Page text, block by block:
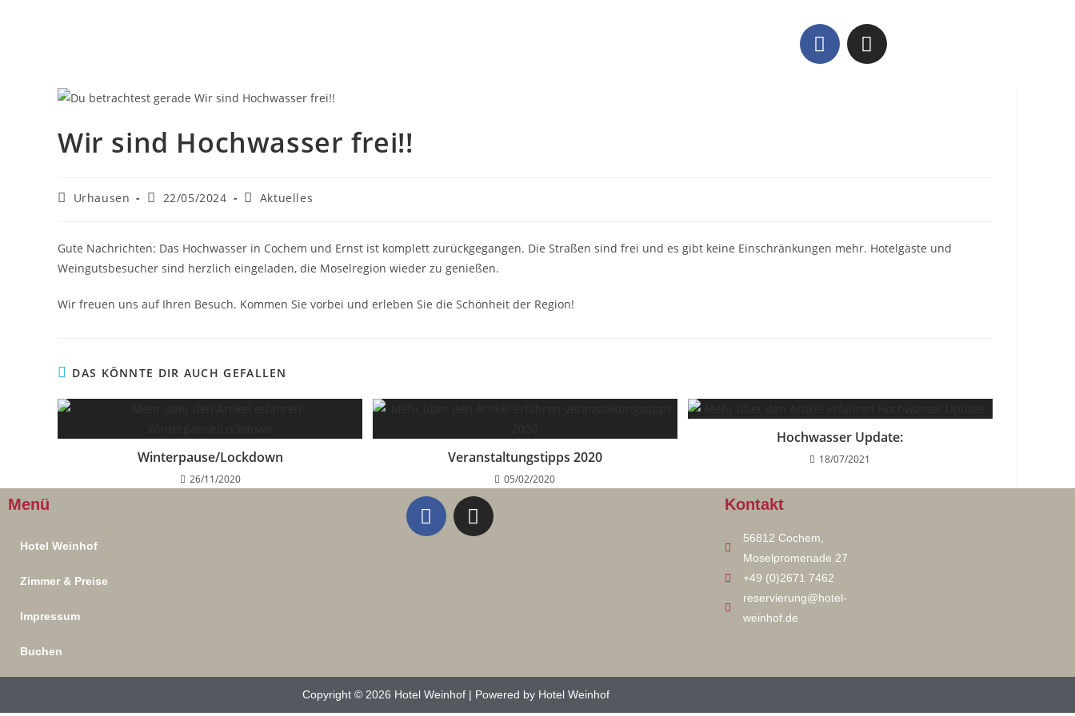
Wir sind Hochwasser frei!!
Urhausen 22/05/2024 Aktuelles
Gute Nachrichten: Das Hochwasser in Cochem und Ernst ist komplett zurückgegangen. Die Straßen sind frei und es gibt keine Einschränkungen mehr. Hotelgäste und
Weingutsbesucher sind herzlich eingeladen, die Moselregion wieder zu genießen.
Wir freuen uns auf Ihren Besuch. Kommen Sie vorbei und erleben Sie die Schönheit der Region!
DAS KÖNNTE DIR AUCH GEFALLEN
Winterpause/Lockdown
26/11/2020
Veranstaltungstipps 2020
05/02/2020
Hochwasser Update:
18/07/2021
Menü
Hotel Weinhof
Zimmer & Preise
Impressum
Buchen
Kontakt
56812 Cochem,
Moselpromenade 27
+49 (0)2671 7462
reservierung@hotel-
weinhof.de
Copyright © 2026 Hotel Weinhof | Powered by Hotel Weinhof